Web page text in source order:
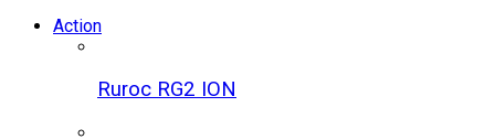
Action
Ruroc RG2 ION